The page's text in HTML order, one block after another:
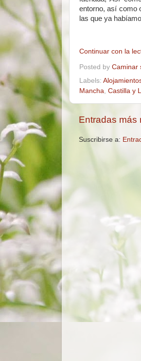
entorno, así como
las que ya
Continuar con la
Posted by Caminar
Labels:
Mancha Castilla y
Entradas más
Suscribirse a: